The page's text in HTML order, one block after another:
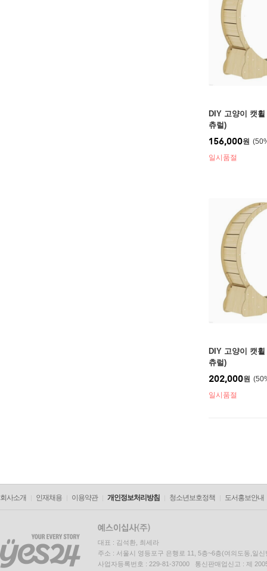
DIY 고양이 캣
츄럴)
50
156,000원
일시품절
DIY 고양이 캣
츄럴)
50
202,000원
일시품절
회사소개 인재채용 이용약관 개인정보처리방침 청소년보호정책 도서홍보안내
대표 : 김석환, 최세라
주소 : 서울시 영등포구 은행로 11, 5층~6층(여의도동,일신
사업자등록번호 : 229-81-37000 통신판매업신고 : 제